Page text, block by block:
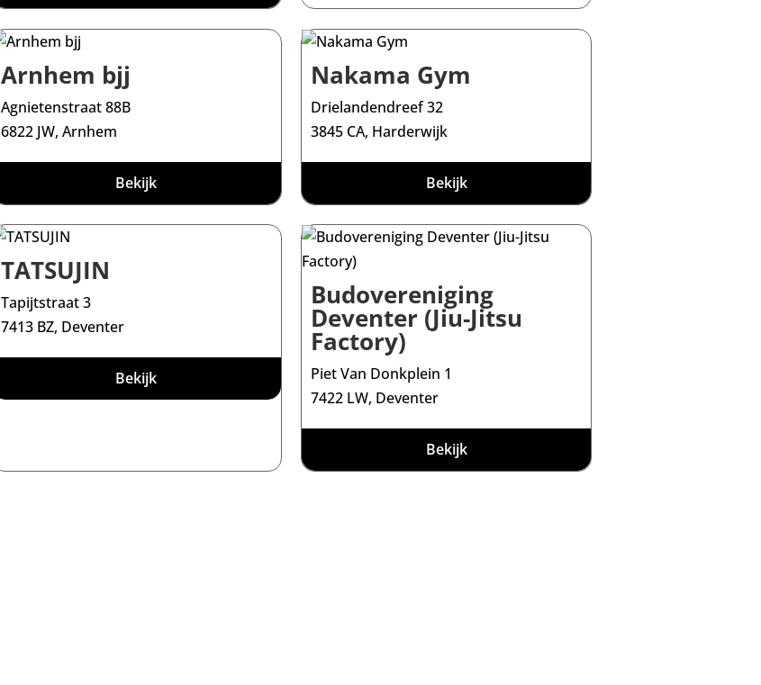
Arnhem bjj
Agnietenstraat 88B
6822 JW, Arnhem
Bekijk
Nakama Gym
Drielandendreef 32
3845 CA, Harderwijk
Bekijk
TATSUJIN
Tapijtstraat 3
7413 BZ, Deventer
Bekijk
Budovereniging
Deventer (Jiu-Jitsu
Factory)
Piet Van Donkplein 1
7422 LW, Deventer
Bekijk